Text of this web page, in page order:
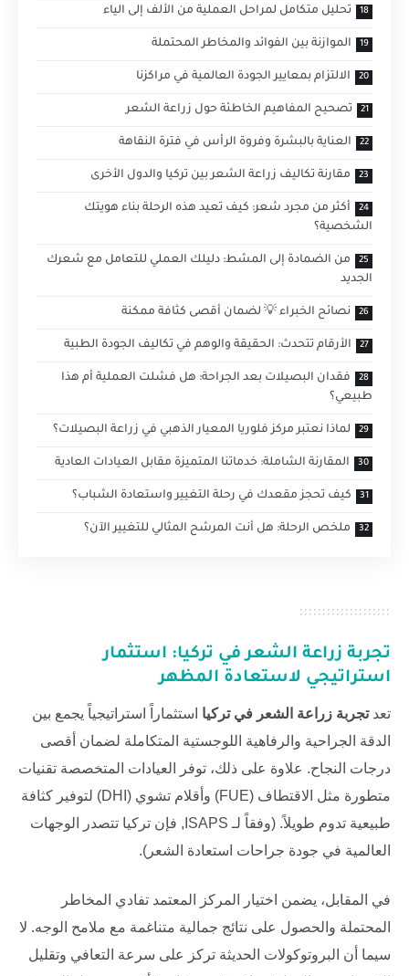
تحليل متكامل لمراحل العملية من الألف إلى الياء
الموازنة بين الفوائد والمخاطر المحتملة
الالتزام بمعايير الجودة العالمية في مراكزنا
تصحيح المفاهيم الخاطئة حول زراعة الشعر
العناية بالبشرة وفروة الرأس في فترة النقاهة
مقارنة تكاليف زراعة الشعر بين تركيا والدول الأخرى
أكثر من مجرد شعر: كيف تعيد هذه الرحلة بناء هويتك
الشخصية؟
من الضمادة إلى المشط: دليلك العملي للتعامل مع شعرك
الجديد
نصائح الخبراء 💡 لضمان أقصى كثافة ممكنة
الأرقام تتحدث: الحقيقة والوهم في تكاليف الجودة الطبية
فقدان البصيلات بعد الجراحة: هل فشلت العملية أم هذا
طبيعي؟
لماذا نعتبر مركز فلوريا المعيار الذهبي في زراعة البصيلات؟
المقارنة الشاملة: خدماتنا المتميزة مقابل العيادات العادية
كيف تحجز مقعدك في رحلة التغيير واستعادة الشباب؟
ملخص الرحلة: هل أنت المرشح المثالي للتغيير الآن؟
تجربة زراعة الشعر في تركيا: استثمار
استراتيجي لاستعادة المظهر
تعدتجربة زراعة الشعر في تركيا استثماراً استراتيجياً يجمع بين
الدقة الجراحية والرفاهية اللوجستية المتكاملة لضمان أقصى
درجات النجاح. علاوة على ذلك، توفر العيادات المتخصصة تقنيات
متطورة مثل الاقتطاف (FUE) وأقلام تشوي (DHI) لتوفير كثافة
طبيعية تدوم طويلاً. (وفقاً لـ ISAPS , فإن تركيا تتصدر الوجهات
العالمية في جودة جراحات استعادة الشعر).
في المقابل، يضمن اختيار المركز المعتمد تفادي المخاطر
المحتملة والحصول على نتائج جمالية متناغمة مع ملامح الوجه. لا
سيما أن البروتوكولات الحديثة تركز على سرعة التعافي وتقليل